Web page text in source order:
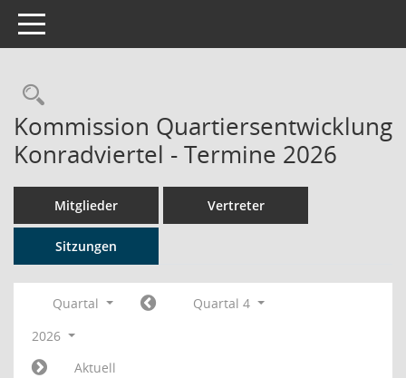
Toggle navigation
Rechercheauswahl
Kommission Quartiersentwicklung
Konradviertel - Termine 2026
Mitglieder Vertreter
Sitzungen
Quartal
Quartal 4
2026
Aktuell